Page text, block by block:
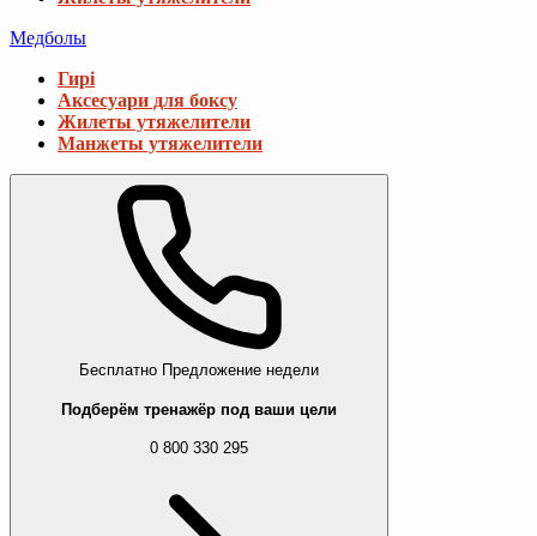
Медболы
Гирі
Аксесуари для боксу
Жилеты утяжелители
Манжеты утяжелители
Бесплатно Предложение недели
Подберём тренажёр под ваши цели
0 800 330 295